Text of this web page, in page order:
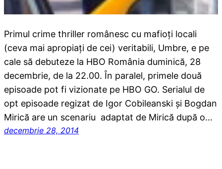
Primul crime thriller românesc cu mafioți locali
(ceva mai apropiați de cei) veritabili, Umbre, e pe
cale să debuteze la HBO România duminică, 28
decembrie, de la 22.00. În paralel, primele două
episoade pot fi vizionate pe HBO GO. Serialul de
opt episoade regizat de Igor Cobileanski și Bogdan
Mirică are un scenariu adaptat de Mirică după o…
decembrie 28, 2014